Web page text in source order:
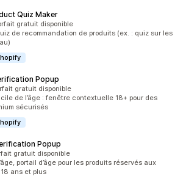
Quiz Maker
5
gratuit disponible
de recommandation de produits (ex. : quiz sur les
Popup
5
gratuit disponible
de l’âge : fenêtre contextuelle 18+ pour des
sécurisés
Popup
5 gratuit disponible
portail d’âge pour les produits réservés aux
ans et plus